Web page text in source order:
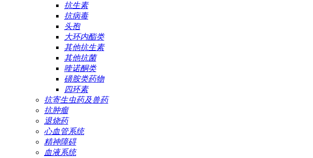
抗生素
抗病毒
头孢
大环内酯类
其他抗生素
其他抗菌
喹诺酮类
磺胺类药物
四环素
抗寄生虫药及兽药
抗肿瘤
退烧药
心血管系统
精神障碍
血液系统